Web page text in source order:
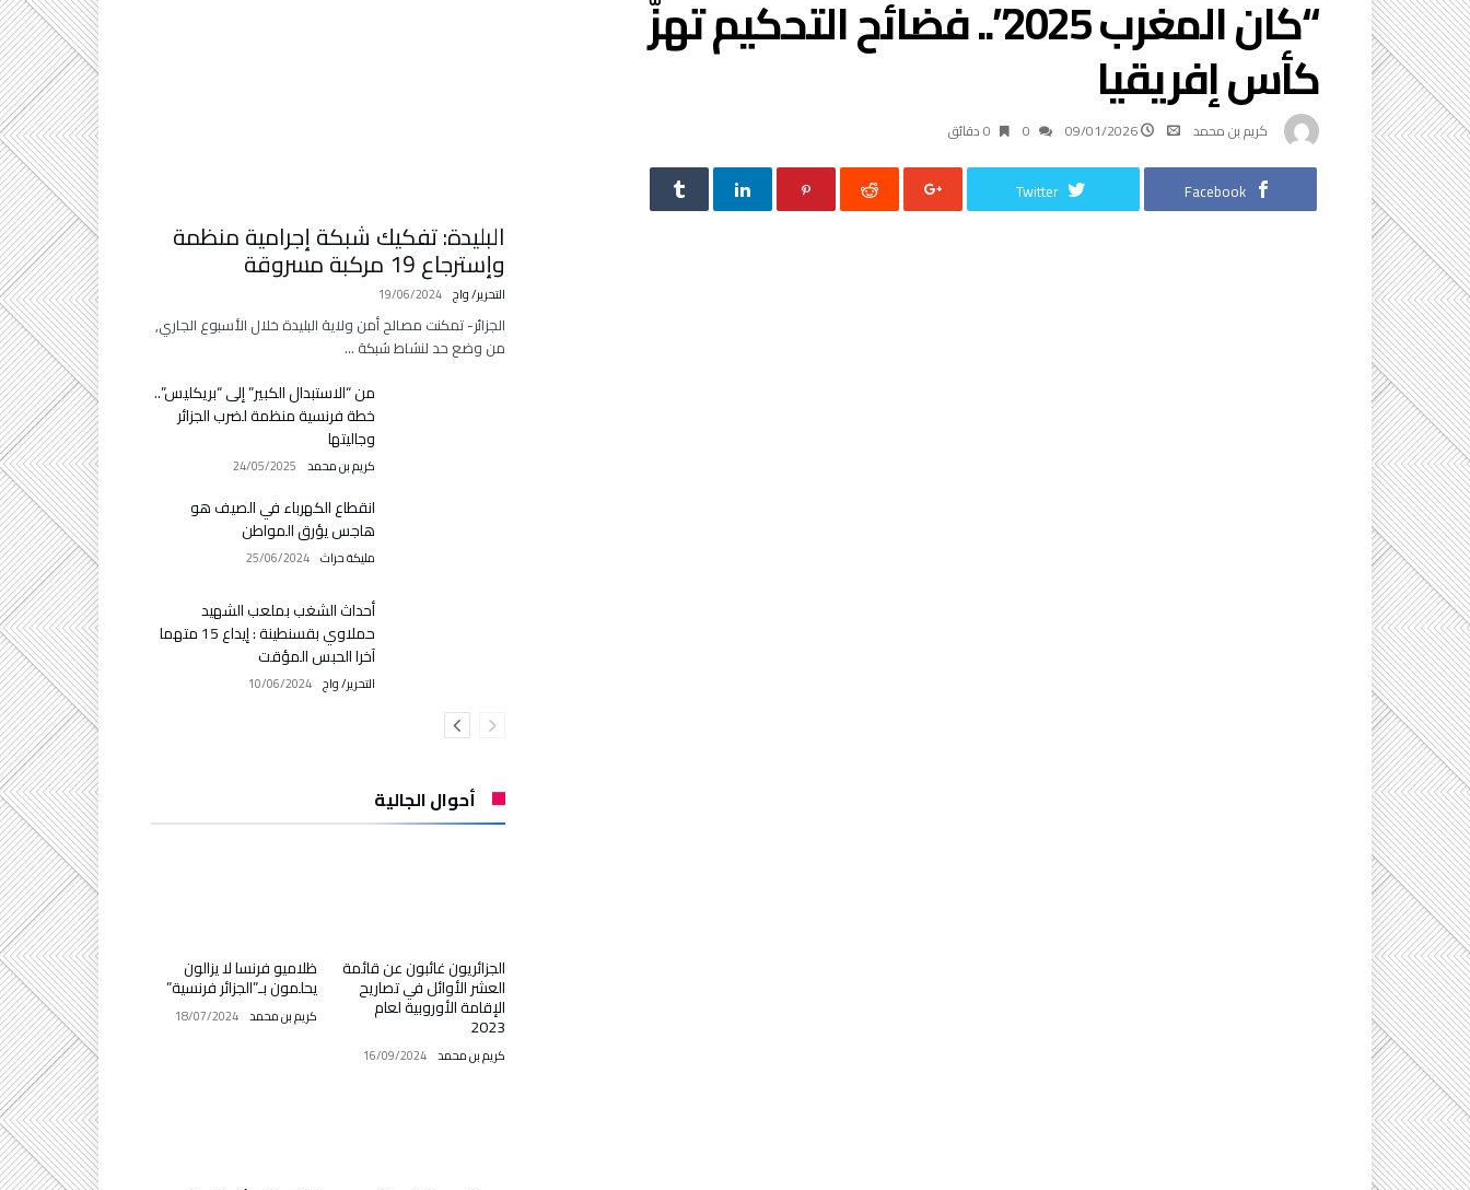
“كان المغرب 2025”.. فضائح التحكيم تهزّ
كأس إفريقيا
كريم بن محمد 09/01/2026 0 ‫دقائق‬
Facebook
Twitter
البليدة: تفكيك شبكة إجرامية منظمة
وإسترجاع 19 مركبة مسروقة
التحرير/ واج 19/06/2024
الجزائر- تمكنت مصالح أمن ولاية البليدة خلال الأسبوع الجاري,
من وضع حد لنشاط شبكة …
من “الاستبدال الكبير” إلى “بريكليس”..
خطة فرنسية منظمة لضرب الجزائر
وجاليتها
كريم بن محمد 24/05/2025
انقطاع الكهرباء في الصيف هو
هاجس يؤرق المواطن
مليكة حراث 25/06/2024
أحداث الشغب بملعب الشهيد
حملاوي بقسنطينة : إيداع 15 متهما
آخرا الحبس المؤقت
التحرير/ واج 10/06/2024
أحوال الجالية
ظلاميو فرنسا لا يزالون
يحلمون بـ”الجزائر فرنسية”
كريم بن محمد 18/07/2024
الجزائريون غائبون عن قائمة
العشر الأوائل في تصاريح
الإقامة الأوروبية لعام
2023
كريم بن محمد 16/09/2024